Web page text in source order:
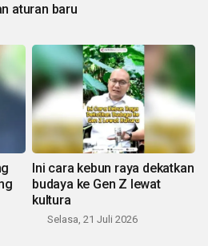
aturan baru
Ini cara kebun raya dekatkan
budaya ke Gen Z lewat
kultura
Selasa, 21 Juli 2026